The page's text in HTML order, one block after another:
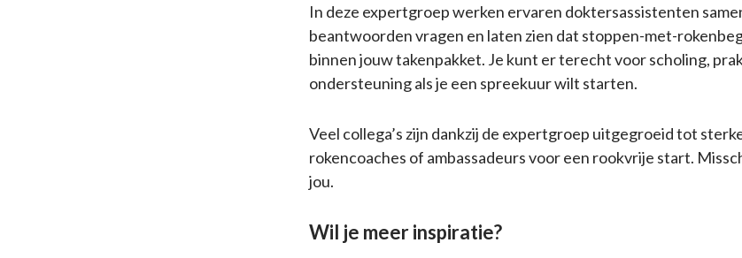
In deze expertgroep werken ervaren doktersassistenten
beantwoorden vragen en laten zien dat stoppen-met-
binnen jouw takenpakket. Je kunt er terecht voor scholing,
ondersteuning als je een spreekuur wilt starten.
Veel collega’s zijn dankzij de expertgroep uitgegroeid tot
rokencoaches of ambassadeurs voor een rookvrije start.
jou.
Wil je meer inspiratie?